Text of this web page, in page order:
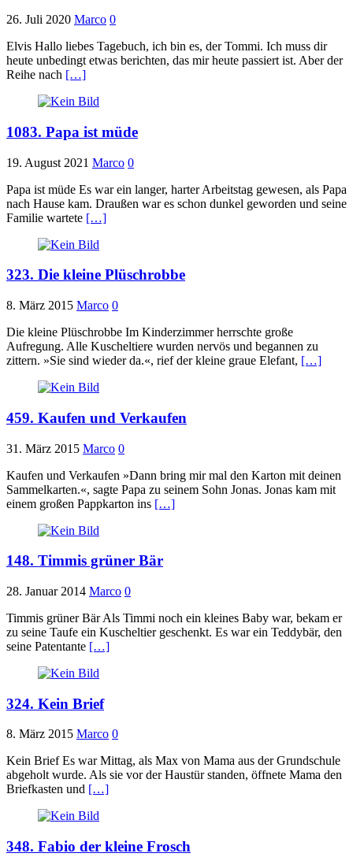
26. Juli 2020 Marco 0
Elvis Hallo liebes Tagebuch, ich bin es, der Tommi. Ich muss dir
heute unbedingt etwas berichten, das mir heute passiert ist. Aber der
Reihe nach […]
1083. Papa ist müde
19. August 2021 Marco 0
Papa ist müde Es war ein langer, harter Arbeitstag gewesen, als Papa
nach Hause kam. Draußen war es schon dunkel geworden und seine
Familie wartete […]
323. Die kleine Plüschrobbe
8. März 2015 Marco 0
Die kleine Plüschrobbe Im Kinderzimmer herrschte große
Aufregung. Alle Kuscheltiere wurden nervös und begannen zu
zittern. »Sie sind wieder da.«, rief der kleine graue Elefant, […]
459. Kaufen und Verkaufen
31. März 2015 Marco 0
Kaufen und Verkaufen »Dann bring mir mal den Karton mit deinen
Sammelkarten.«, sagte Papa zu seinem Sohn Jonas. Jonas kam mit
einem großen Pappkarton ins […]
148. Timmis grüner Bär
28. Januar 2014 Marco 0
Timmis grüner Bär Als Timmi noch ein kleines Baby war, bekam er
zu seine Taufe ein Kuscheltier geschenkt. Es war ein Teddybär, den
seine Patentante […]
324. Kein Brief
8. März 2015 Marco 0
Kein Brief Es war Mittag, als Max von Mama aus der Grundschule
abgeholt wurde. Als sie vor der Haustür standen, öffnete Mama den
Briefkasten und […]
348. Fabio der kleine Frosch